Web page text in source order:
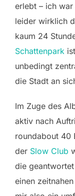
erlebt – ich
leider wirklich
kaum 24
Schattenpark
unbedingt
die Stadt an
Im Zuge des
aktiv nach
roundabout 40
der Slow Club
die
einen